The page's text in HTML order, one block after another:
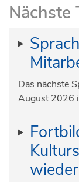
Nächste
Das nächste
August 2026